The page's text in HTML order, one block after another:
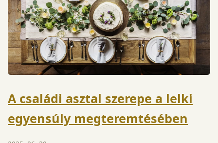
A családi asztal szerepe a lelki
egyensúly megteremtésében